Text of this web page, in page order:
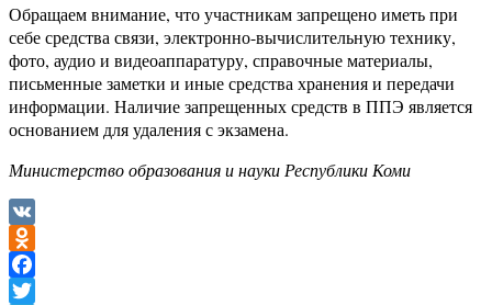
Обращаем внимание, что участникам запрещено иметь при
себе средства связи, электронно-вычислительную технику,
фото, аудио и видеоаппаратуру, справочные материалы,
письменные заметки и иные средства хранения и передачи
информации. Наличие запрещенных средств в ППЭ является
основанием для удаления с экзамена.
Министерство образования и науки Республики Коми
VK
Odnoklassniki
Facebook